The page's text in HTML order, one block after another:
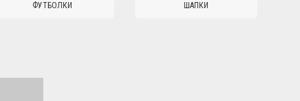
ФУТБОЛКИ ШАПКИ